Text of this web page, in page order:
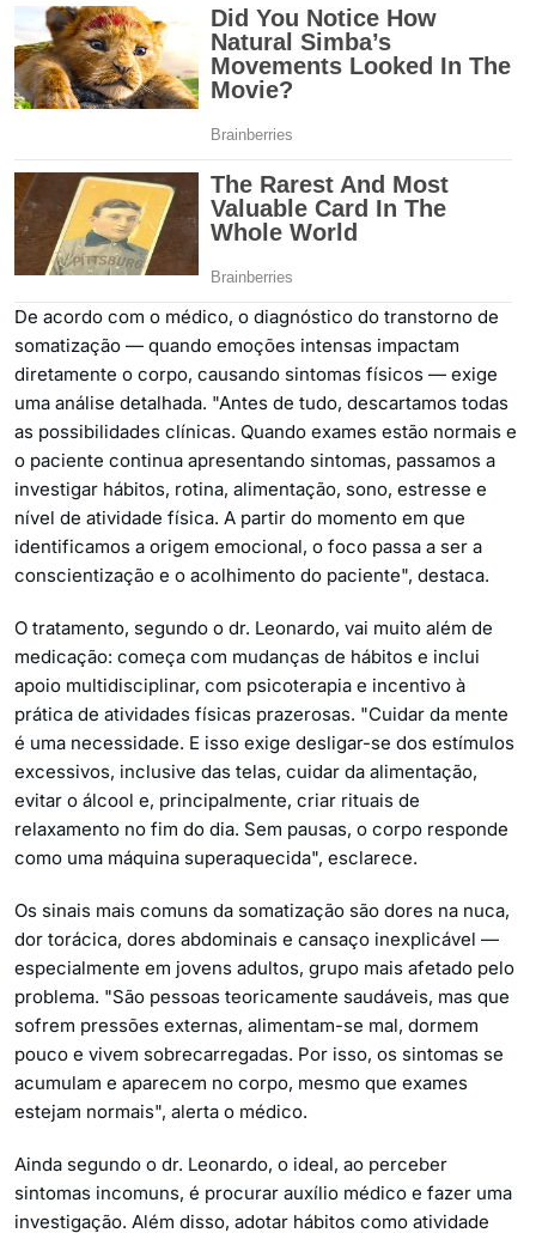
De acordo com o médico, o diagnóstico do transtorno de
somatização — quando emoções intensas impactam
diretamente o corpo, causando sintomas físicos — exige
uma análise detalhada. "Antes de tudo, descartamos todas
as possibilidades clínicas. Quando exames estão normais e
o paciente continua apresentando sintomas, passamos a
investigar hábitos, rotina, alimentação, sono, estresse e
nível de atividade física. A partir do momento em que
identificamos a origem emocional, o foco passa a ser a
conscientização e o acolhimento do paciente", destaca.
O tratamento, segundo o dr. Leonardo, vai muito além de
medicação: começa com mudanças de hábitos e inclui
apoio multidisciplinar, com psicoterapia e incentivo à
prática de atividades físicas prazerosas. "Cuidar da mente
é uma necessidade. E isso exige desligar-se dos estímulos
excessivos, inclusive das telas, cuidar da alimentação,
evitar o álcool e, principalmente, criar rituais de
relaxamento no fim do dia. Sem pausas, o corpo responde
como uma máquina superaquecida", esclarece.
Os sinais mais comuns da somatização são dores na nuca,
dor torácica, dores abdominais e cansaço inexplicável —
especialmente em jovens adultos, grupo mais afetado pelo
problema. "São pessoas teoricamente saudáveis, mas que
sofrem pressões externas, alimentam-se mal, dormem
pouco e vivem sobrecarregadas. Por isso, os sintomas se
acumulam e aparecem no corpo, mesmo que exames
estejam normais", alerta o médico.
Ainda segundo o dr. Leonardo, o ideal, ao perceber
sintomas incomuns, é procurar auxílio médico e fazer uma
investigação. Além disso, adotar hábitos como atividade